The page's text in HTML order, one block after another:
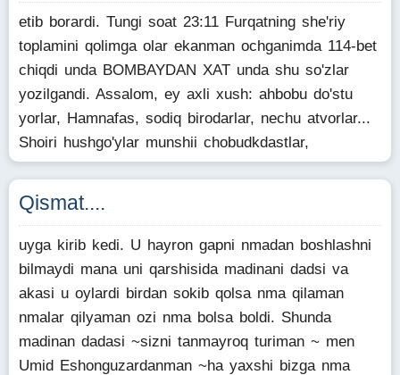
etib borardi. Tungi soat 23:11 Furqatning she'riy
toplamini qolimga olar ekanman ochganimda 114-bet
chiqdi unda BOMBAYDAN XAT unda shu so'zlar
yozilgandi. Assalom, ey axli xush: ahbobu do'stu
yorlar, Hamnafas, sodiq birodarlar, nechu atvorlar...
Shoiri hushgo'ylar munshii chobudkdastlar,
Qismat....
uyga kirib kedi. U hayron gapni nmadan boshlashni
bilmaydi mana uni qarshisida madinani dadsi va
akasi u oylardi birdan sokib qolsa nma qilaman
nmalar qilyaman ozi nma bolsa boldi. Shunda
madinan dadasi ~sizni tanmayroq turiman ~ men
Umid Eshonguzardanman ~ha yaxshi bizga nma